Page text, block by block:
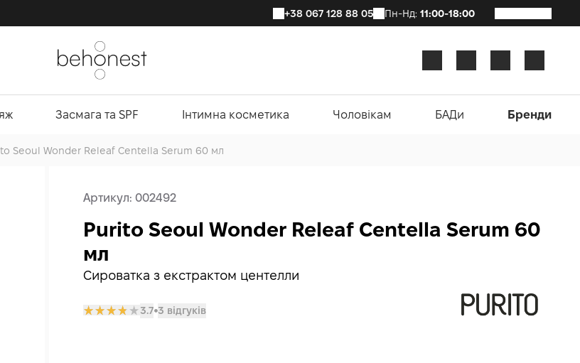
+38 067 128 88 05 Пн-Нд: 11:00-18:00
Засмага та SPF Інтимна косметика Чоловікам БАДи Бренди
Seoul Wonder Releaf Centella Serum 60 мл
Артикул:002492
Сироватка з екстрактом центелли
Purito Seoul Wonder Releaf Centella Serum 60
мл
3.7𒊹3 відгуків